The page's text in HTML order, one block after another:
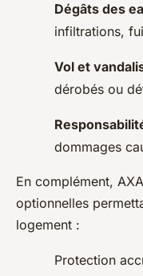
Dégâts des
infiltrations,
Vol et
dérobés ou
dommages
En complément,
optionnelles
logement :
Protection